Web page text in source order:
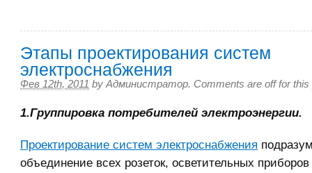
Этапы проектирования систем
электроснабжения
Фев 12th, 2011 by Администратор. Comments are off for this
1.Группировка потребителей электроэнергии.
Проектирование систем электроснабжения
объединение всех розеток, осветительных